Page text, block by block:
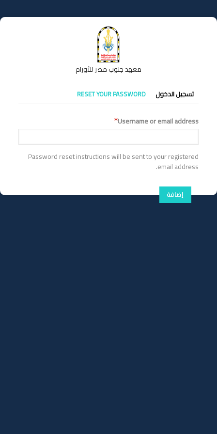
إلى
المحتوى
معهد جنوب مصر للأورام
التبويبات
الأساسية
تسجيل الدخول RESET YOUR PASSWORD
Username or email address
Password reset instructions will be sent to your registered
email address.